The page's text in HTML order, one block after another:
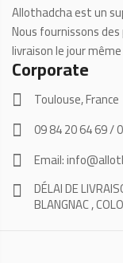
Allothadcha est un
Nous fournissons
livraison le jour même
Corporate
Toulouse, France
09 84 20 64 69 /
Email:
DÉLAI DE
BLANGNAC ,